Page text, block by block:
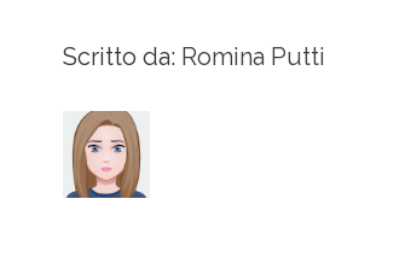
Scritto da: Romina Putti